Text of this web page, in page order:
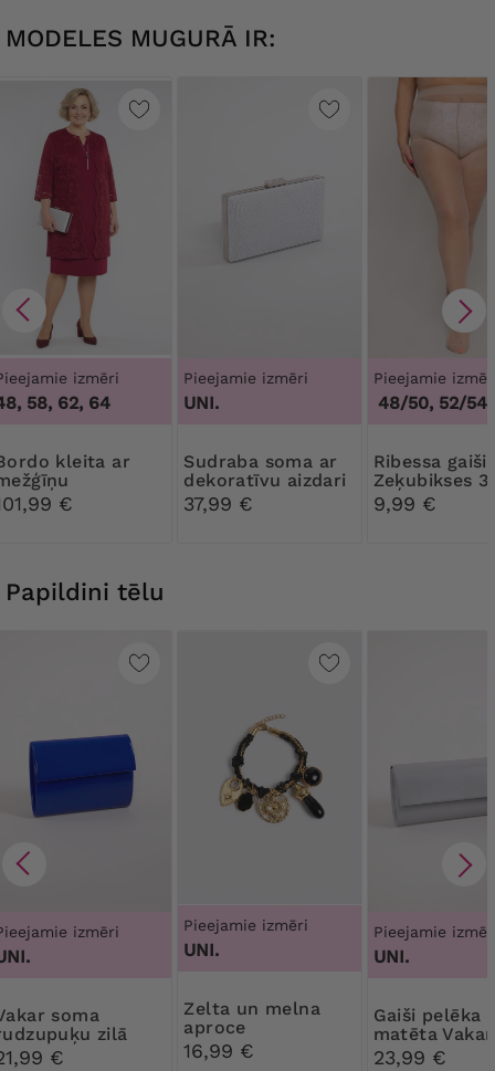
MODELES MUGURĀ IR:
izmēri
58, 62, 64
ar
€
Pieejamie izmēri
UNI.
Sudraba soma ar
dekoratīvu aizdari
37,99 €
Pieejamie
44/46, 48/50, 52/54,
Ribessa gaiši bēšas
Zeķubikses
DEN
9,99 €
Papildini tēlu
izmēri
zilā
€
Pieejamie izmēri
UNI.
Zelta un melna
aproce
16,99 €
Pieejamie
UNI.
Gaiši pelēka
matēta
soma
23,99 €